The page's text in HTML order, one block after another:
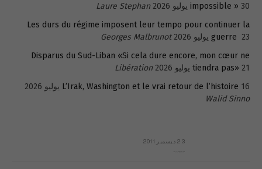
impossible » 30 يوليو 2026
Laure Stephan
Les durs du régime imposent leur tempo pour continuer la
guerre 23 يوليو 2026
Georges Malbrunot
Disparus du Sud-Liban «Si cela dure encore, mon cœur ne
tiendra pas» 21 يوليو 2026
Libération
L’Irak, Washington et le vrai retour de l’histoire 16 يوليو 2026
Walid Sinno
23 ديسمبر 2011